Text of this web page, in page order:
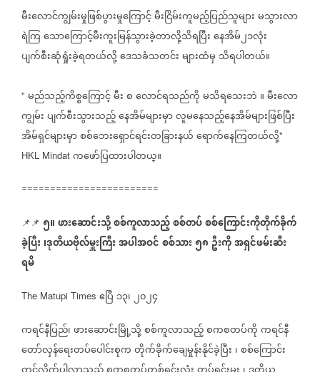
မီးလောင်ကျွမ်းမှုဖြစ်ပွားမှုကြောင့်မီးငြိမ်းကူမည့်ပြည်သူများမသွားလာ
ရဲကြသောကြောင့်မီးကူးမြန်သွားခဲ့တာလို့သိရပြီးနေအိမ်၂၁လုံး
ပျက်စီးဆုံရှုံးခဲ့ရတယ်လို့ဒေသခံသတင်းများထံမှ သိရပါတယ်။
" မည်သည့်ကိစ္စကြောင့်မီးစလောင်ရသည်ကိုမသိရသေးဘဲ ။မီးလော
ကျွမ်းပျက်စီးသွားသည့်နေအိမ်များမှာလူမနေသည့်နေအိမ်များဖြစ်ပြီး
အိမ်ရှင်များမှာစစ်ဘေးရှောင်ရင်းတခြားနယ်ရောက်နေကြတယ်လို့"
HKL Mindat ကဖော်ပြထားပါတယ္။
========================
📌📌 ၅။ဖားဆောင်းသို့စစ်ကူလာသည့်စစ်တပ်စစ်ကြောင်းကိုတိုက်ခိုက်
ခဲ့ပြီး ၊ဒုတိယဗိုလ်မှူးကြီးအပါအဝင်စစ်သား ၅၈ ဦးကိုအရှင်ဖမ်းဆီး
ရမိ
The Matupi Times ဧပြီ ၁၃၊၂၀၂၄
ကရင်နီပြည်၊ဖားဆောင်းမြို့သို့စစ်ကူလာသည့်စကစတပ်ကိုကရင်နီ
တော်လှန်ရေးတပ်ပေါင်းစုကတိုက်ခိုက်ချေမှုန်းနိုင်ခဲ့ပြီး ၊စစ်ကြောင်း